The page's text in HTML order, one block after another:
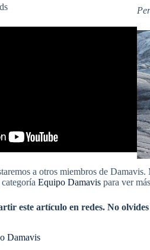
a otros miembros de
Equipo Damavis para ver
este artículo en redes. No
Damavis